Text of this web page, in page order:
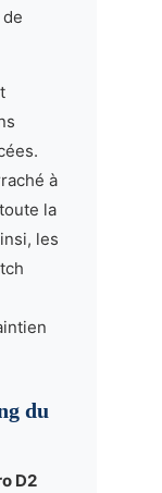
à
la
les
du
D2